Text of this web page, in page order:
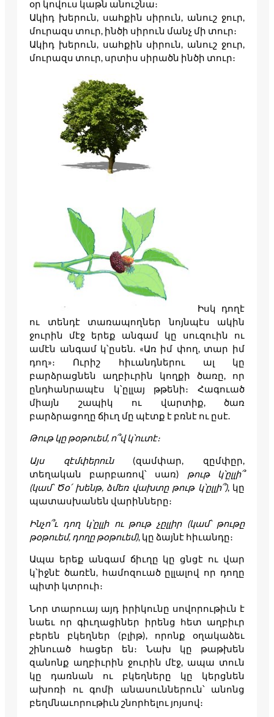
օր կովուս կաթն անուշնա։
Ակիդ խերուն, սահքին սիրուն, անուշ ջուր,
մուրազս տուր, ինծի սիրուն մանչ մի տուր։
Ակիդ խերուն, սահքին սիրուն, անուշ ջուր,
մուրազս տուր, սրտիս սիրածն ինծի տուր։
Իսկ դողէ
ու տենդէ տառապողներ նոյնպէս ակին
ջուրին մէջ երեք անգամ կը սուզուին ու
ամէն անգամ կ՝ըսեն. «Առ իմ փող, տար իմ
դող»։ Ուրիշ հիւանդներու ալ կը
բարձրացնեն աղբիւրին կողքի ծառը, որ
ընդհանրապէս կ՝ըլլայ թթենի։ Հագուած
միայն շապիկ ու վարտիք, ծառ
բարձրացողը ճիւղ մը պէտք է բռնէ ու ըսէ.
Թութ կը թօթուեմ, ո՞վ կ՝ուտէ։
Այս զէմփերուն(զամփար, զըմփըր,
տեղական բարբառով՝ սառ) թութ կ՝ըլլի՞
(կամ՝ Ծօ՛ խենթ, ձմեռ վախտը թութ կ՝ըլլի՞), կը
պատասխանեն վարինները։
Ինչո՞ւ դող կ՝ըլլի ու թութ չըլլիր (կամ՝ թութը
թօթուեմ, դողը թօթուեմ), կը ձայնէ հիւանդը։
Ապա երեք անգամ ճիւղը կը ցնցէ ու վար
կ՝իջնէ ծառէն, համոզուած ըլլալով որ դողը
պիտի կտրուի։
Նոր տարուայ այդ իրիկունը սովորութիւն է
նաեւ որ գիւղացիներ իրենց հետ աղբիւր
բերեն բկեղներ (բլիթ), որոնք օղակաձեւ
շինուած հացեր են։ Նախ կը թաթխեն
զանոնք աղբիւրին ջուրին մէջ, ապա տուն
կը դառնան ու բկեղները կը կերցնեն
ախոռի ու գոմի անասուններուն՝ անոնց
բեղմնաւորութիւն շնորհելու յոյսով։